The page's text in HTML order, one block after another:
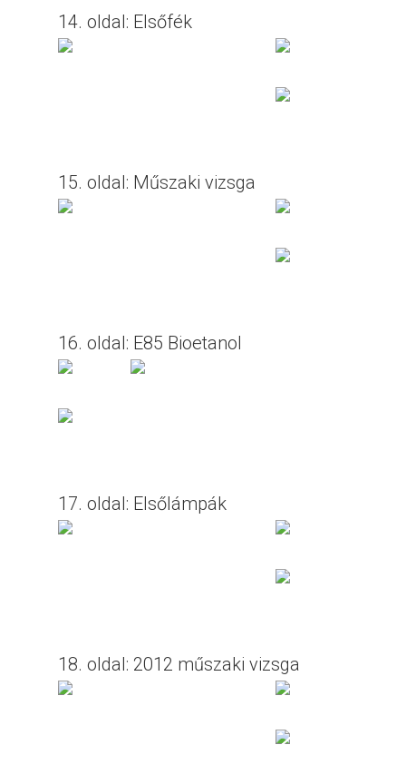
14. oldal: Elsőfék
15. oldal: Műszaki vizsga
16. oldal: E85 Bioetanol
17. oldal: Elsőlámpák
18. oldal: 2012 műszaki vizsga